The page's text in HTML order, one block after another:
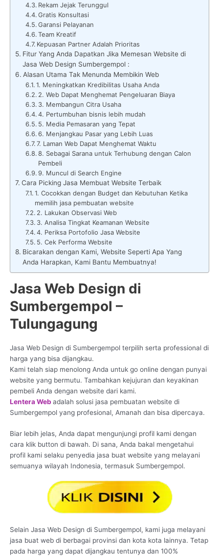
Rekam Jejak Terunggul
Gratis Konsultasi
Garansi Pelayanan
Team Kreatif
Kepuasan Partner Adalah Prioritas
Fitur Yang Anda Dapatkan Jika Memesan Website di
Jasa Web Design Sumbergempol :
Alasan Utama Tak Menunda Membikin Web
1. Meningkatkan Kredibilitas Usaha Anda
2. Web Dapat Menghemat Pengeluaran Biaya
3. Membangun Citra Usaha
4. Pertumbuhan bisnis lebih mudah
5. Media Pemasaran yang Tepat
6. Menjangkau Pasar yang Lebih Luas
7. Laman Web Dapat Menghemat Waktu
8. Sebagai Sarana untuk Terhubung dengan Calon
Pembeli
9. Muncul di Search Engine
Cara Picking Jasa Membuat Website Terbaik
1. Cocokkan dengan Budget dan Kebutuhan Ketika
memilih jasa pembuatan website
2. Lakukan Observasi Web
3. Analisa Tingkat Keamanan Website
4. Periksa Portofolio Jasa Website
5. Cek Performa Website
Bicarakan dengan Kami, Website Seperti Apa Yang
Anda Harapkan, Kami Bantu Membuatnya!
Jasa Web Design di
Sumbergempol –
Tulungagung
Jasa Web Design di Sumbergempol terpilih serta professional di
harga yang bisa dijangkau.
Kami telah siap menolong Anda untuk go online dengan punyai
website yang bermutu. Tambahkan kejujuran dan keyakinan
pembeli Anda dengan website dari kami.
Lentera Web adalah solusi jasa pembuatan website di
Sumbergempol yang profesional, Amanah dan bisa dipercaya.
Biar lebih jelas, Anda dapat mengunjungi profil kami dengan
cara klik button di bawah. Di sana, Anda bakal mengetahui
profil kami selaku penyedia jasa buat website yang melayani
semuanya wilayah Indonesia, termasuk Sumbergempol.
Selain Jasa Web Design di Sumbergempol, kami juga melayani
jasa buat web di berbagai provinsi dan kota kota lainnya. Tetap
pada harga yang dapat dijangkau tentunya dan 100%